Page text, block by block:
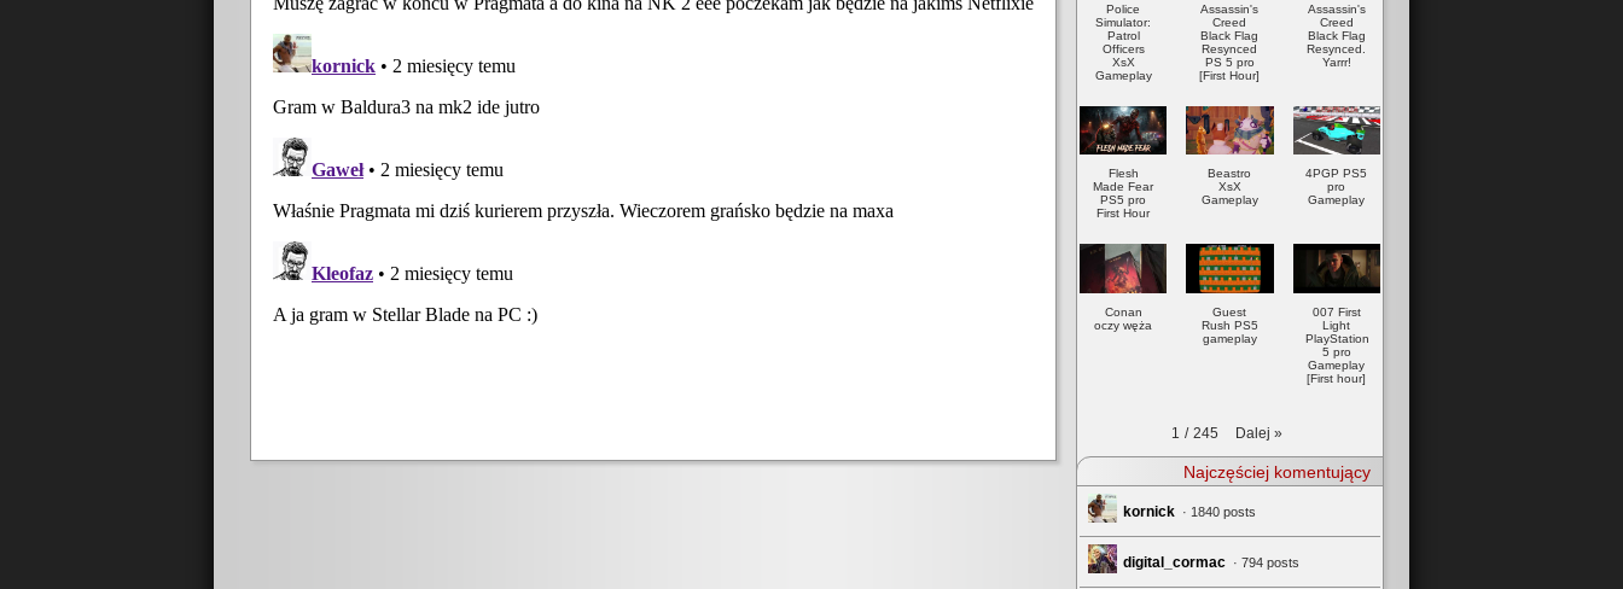
Police
Simulator:
Patrol
Officers
XsX
Gameplay
Assassin's
Creed
Black Flag
Resynced
PS 5 pro
[First Hour]
Assassin's
Creed
Black Flag
Resynced.
Yarrr!
Flesh
Made Fear
PS5 pro
First Hour
Beastro
XsX
Gameplay
4PGP PS5
pro
Gameplay
Conan
oczy węża
Guest
Rush PS5
gameplay
007 First
Light
PlayStation
5 pro
Gameplay
[First hour]
1 / 245 Dalej »
Najczęściej komentujący
kornick · 1840 posts
digital_cormac · 794 posts